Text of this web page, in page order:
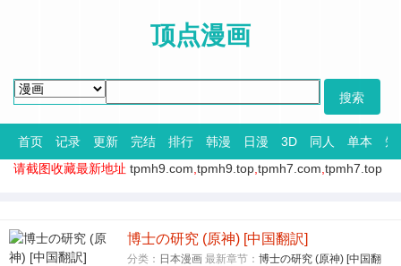
顶点漫画
首页 记录 更新 完结 排行 韩漫 日漫 3D 同人 单本
短
请截图收藏最新地址 tpmh9.com tpmh9.top tpmh7.com tpmh7.top
博士の研究 (原神) [中国翻訳]
分类： 日本漫画 最新章节： 博士の研究 (原神) [中国翻